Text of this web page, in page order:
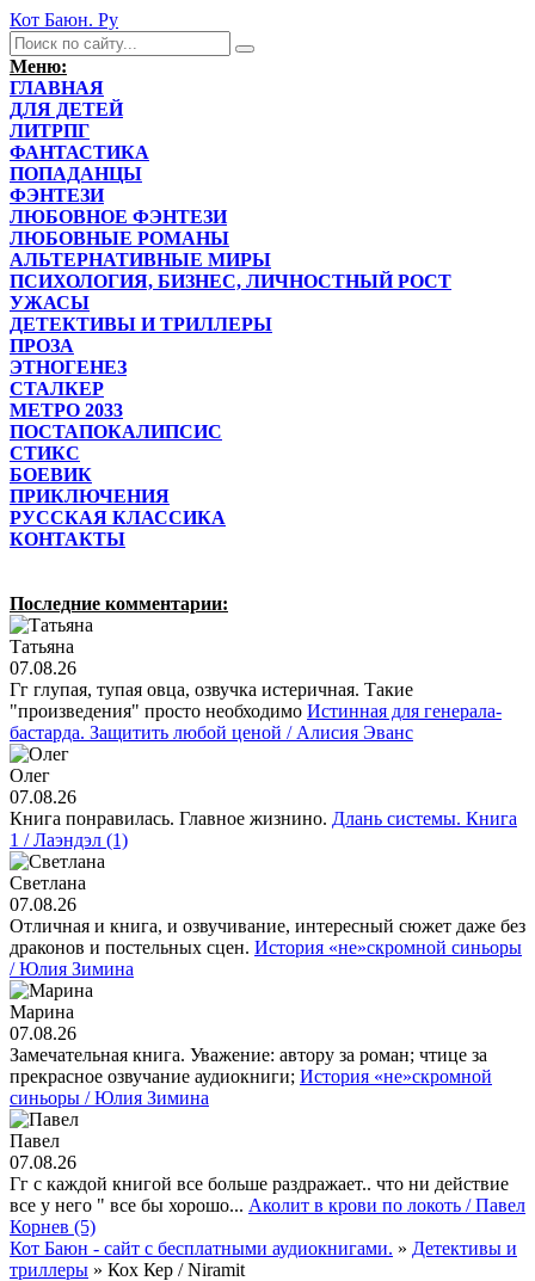
Кот Баюн. Ру
Меню:
ГЛАВНАЯ
ДЛЯ ДЕТЕЙ
ЛИТРПГ
ФАНТАСТИКА
ПОПАДАНЦЫ
ФЭНТЕЗИ
ЛЮБОВНОЕ ФЭНТЕЗИ
ЛЮБОВНЫЕ РОМАНЫ
АЛЬТЕРНАТИВНЫЕ МИРЫ
ПСИХОЛОГИЯ, БИЗНЕС, ЛИЧНОСТНЫЙ РОСТ
УЖАСЫ
ДЕТЕКТИВЫ И ТРИЛЛЕРЫ
ПРОЗА
ЭТНОГЕНЕЗ
СТАЛКЕР
МЕТРО 2033
ПОСТАПОКАЛИПСИС
СТИКС
БОЕВИК
ПРИКЛЮЧЕНИЯ
РУССКАЯ КЛАССИКА
КОНТАКТЫ
Последние комментарии:
Татьяна
07.08.26
Гг глупая, тупая овца, озвучка истеричная. Такие
"произведения" просто необходимо Истинная для генерала-
бастарда. Защитить любой ценой / Алисия Эванс
Олег
07.08.26
Книга понравилась. Главное жизнино. Длань системы. Книга
1 / Лаэндэл (1)
Светлана
07.08.26
Отличная и книга, и озвучивание, интересный сюжет даже без
драконов и постельных сцен. История «не»скромной синьоры
/ Юлия Зимина
Марина
07.08.26
Замечательная книга. Уважение: автору за роман; чтице за
прекрасное озвучание аудиокниги; История «не»скромной
синьоры / Юлия Зимина
Павел
07.08.26
Гг с каждой книгой все больше раздражает.. что ни действие
все у него " все бы хорошо... Аколит в крови по локоть / Павел
Корнев (5)
Кот Баюн - сайт с бесплатными аудиокнигами. » Детективы и
триллеры » Кох Кер / Niramit